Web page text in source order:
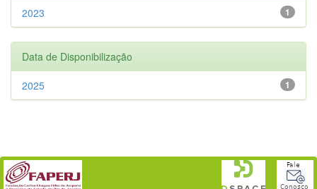
1
2023
Data de Disponibilização
1
2025